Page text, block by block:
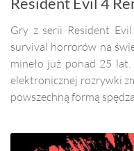
Gry z serii Resident
survival horrorów na
mineło już ponad 25
elektronicznej rozrywki
powszechną formą